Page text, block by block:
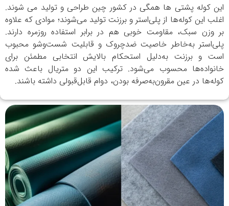
این کوله پشتی ها همگی در کشور چین طراحی و تولید می شوند.
اغلب این کوله‌ها از پلی‌استر و برزنت تولید می‌شوند؛ موادی که علاوه
بر وزن سبک، مقاومت خوبی هم در برابر استفاده روزمره دارند.
پلی‌استر به‌خاطر خاصیت ضدچروک و قابلیت شست‌وشو محبوب
است و برزنت به‌دلیل استحکام بالایش انتخابی مطمئن برای
خانواده‌ها محسوب می‌شود. ترکیب این دو متریال باعث شده
کوله‌ها در عین مقرون‌به‌صرفه بودن، دوام قابل‌قبولی داشته باشند.